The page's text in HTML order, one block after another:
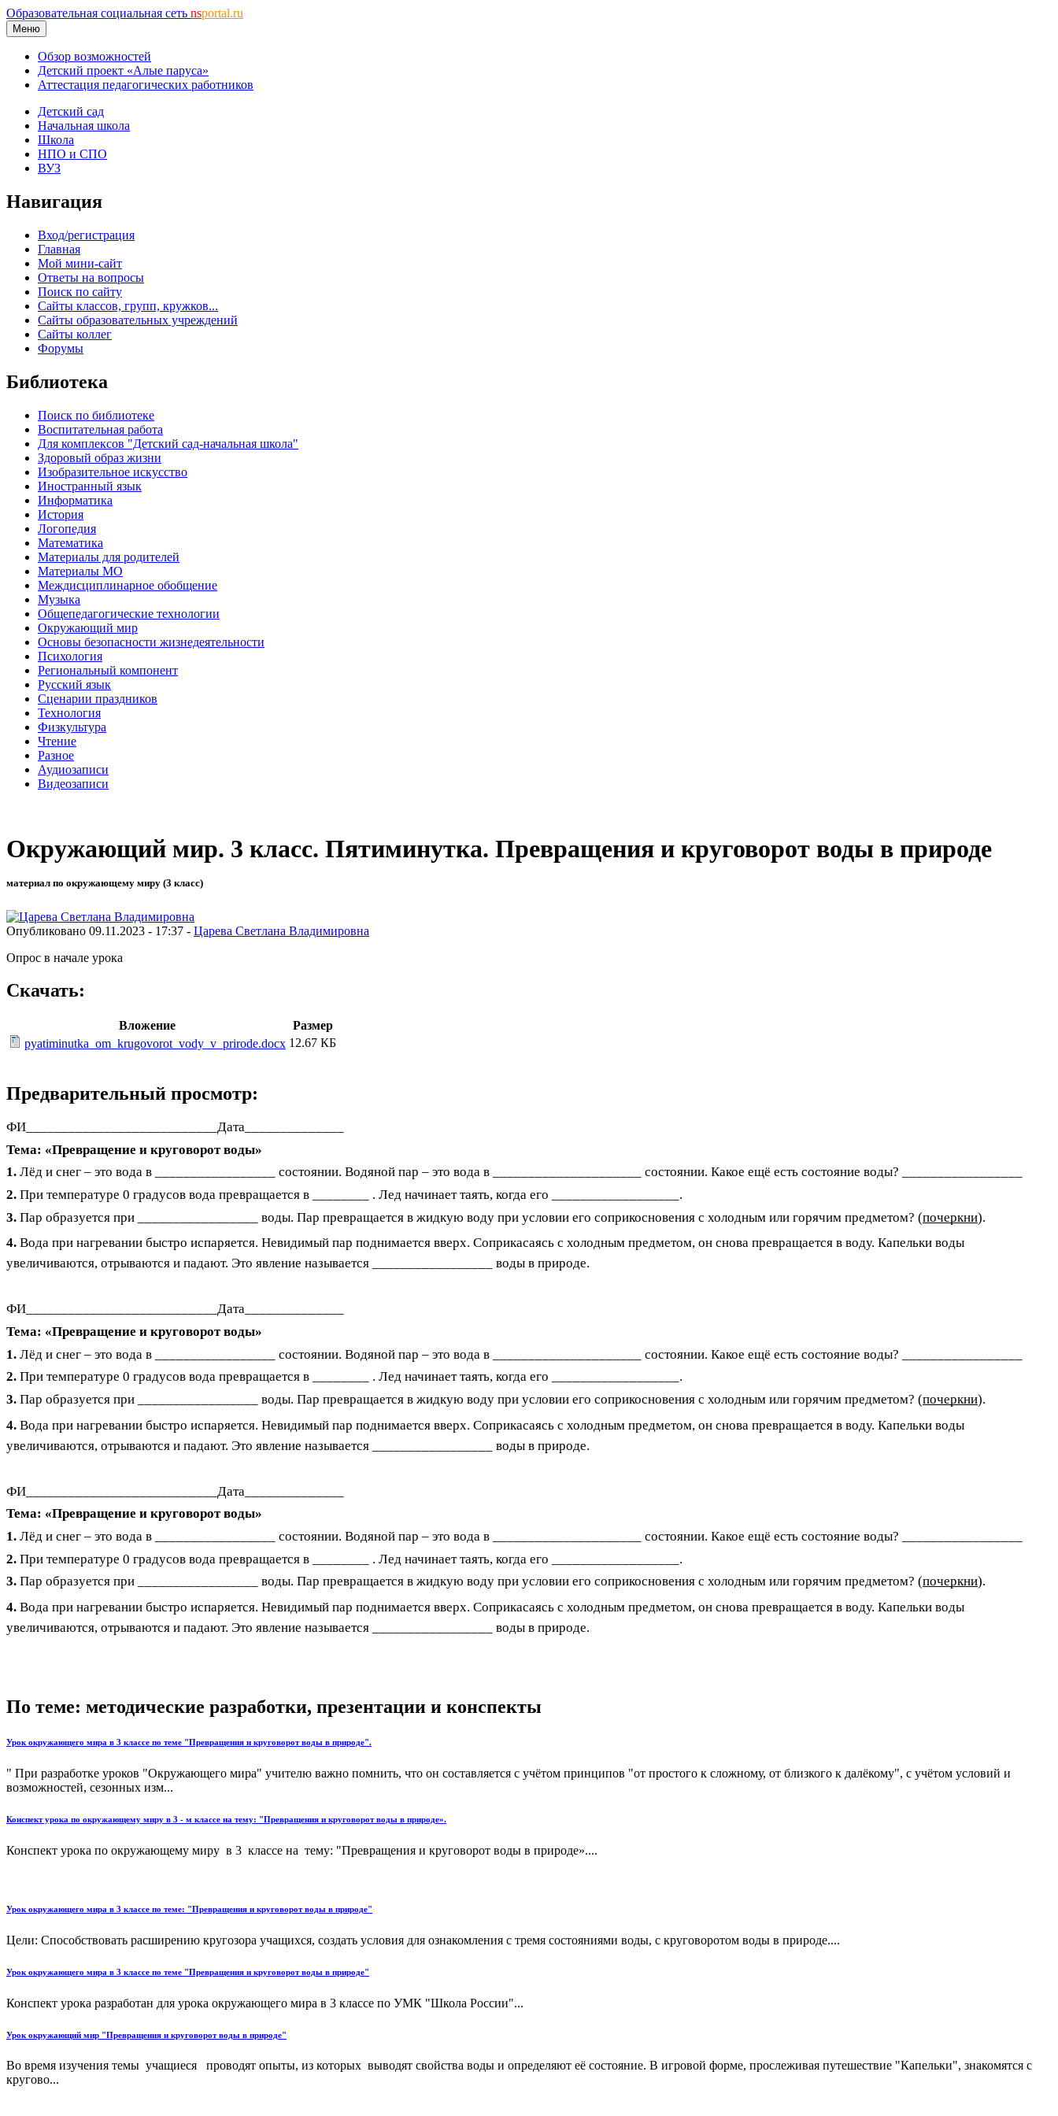
Образовательная социальная сеть nsportal.ru
Меню
Обзор возможностей
Детский проект «Алые паруса»
Аттестация педагогических работников
Детский сад
Начальная школа
Школа
НПО и СПО
ВУЗ
Навигация
Вход/регистрация
Главная
Мой мини-сайт
Ответы на вопросы
Поиск по сайту
Сайты классов, групп, кружков...
Сайты образовательных учреждений
Сайты коллег
Форумы
Библиотека
Поиск по библиотеке
Воспитательная работа
Для комплексов "Детский сад-начальная школа"
Здоровый образ жизни
Изобразительное искусство
Иностранный язык
Информатика
История
Логопедия
Математика
Материалы для родителей
Материалы МО
Междисциплинарное обобщение
Музыка
Общепедагогические технологии
Окружающий мир
Основы безопасности жизнедеятельности
Психология
Региональный компонент
Русский язык
Сценарии праздников
Технология
Физкультура
Чтение
Разное
Аудиозаписи
Видеозаписи
Окружающий мир. 3 класс. Пятиминутка. Превращения и круговорот воды в природе
материал по окружающему миру (3 класс)
Опубликовано 09.11.2023 - 17:37 - Царева Светлана Владимировна
Опрос в начале урока
Скачать:
Вложение
Размер
pyatiminutka_om_krugovorot_vody_v_prirode.docx 12.67 КБ
Предварительный просмотр:
ФИ___________________________Дата______________
Тема: «Превращение и круговорот воды»
1. Лёд и снег – это вода в _________________ состоянии. Водяной пар – это вода в _____________________ состоянии. Какое ещё есть состояние воды? _________________
2. При температуре 0 градусов вода превращается в ________ . Лед начинает таять, когда его __________________.
3. Пар образуется при _________________ воды. Пар превращается в жидкую воду при условии его соприкосновения с холодным или горячим предметом? (почеркни).
4. Вода при нагревании быстро испаряется. Невидимый пар поднимается вверх. Соприкасаясь с холодным предметом, он снова превращается в воду. Капельки воды
увеличиваются, отрываются и падают. Это явление называется _________________ воды в природе.
ФИ___________________________Дата______________
Тема: «Превращение и круговорот воды»
1. Лёд и снег – это вода в _________________ состоянии. Водяной пар – это вода в _____________________ состоянии. Какое ещё есть состояние воды? _________________
2. При температуре 0 градусов вода превращается в ________ . Лед начинает таять, когда его __________________.
3. Пар образуется при _________________ воды. Пар превращается в жидкую воду при условии его соприкосновения с холодным или горячим предметом? (почеркни).
4. Вода при нагревании быстро испаряется. Невидимый пар поднимается вверх. Соприкасаясь с холодным предметом, он снова превращается в воду. Капельки воды
увеличиваются, отрываются и падают. Это явление называется _________________ воды в природе.
ФИ___________________________Дата______________
Тема: «Превращение и круговорот воды»
1. Лёд и снег – это вода в _________________ состоянии. Водяной пар – это вода в _____________________ состоянии. Какое ещё есть состояние воды? _________________
2. При температуре 0 градусов вода превращается в ________ . Лед начинает таять, когда его __________________.
3. Пар образуется при _________________ воды. Пар превращается в жидкую воду при условии его соприкосновения с холодным или горячим предметом? (почеркни).
4. Вода при нагревании быстро испаряется. Невидимый пар поднимается вверх. Соприкасаясь с холодным предметом, он снова превращается в воду. Капельки воды
увеличиваются, отрываются и падают. Это явление называется _________________ воды в природе.
По теме: методические разработки, презентации и конспекты
Урок окружающего мира в 3 классе по теме "Превращения и круговорот воды в природе".
" При разработке уроков "Окружающего мира" учителю важно помнить, что он составляется с учётом принципов "от простого к сложному, от близкого к далёкому", с учётом условий и
возможностей, сезонных изм...
Конспект урока по окружающему миру в 3 - м классе на тему: "Превращения и круговорот воды в природе».
Конспект урока по окружающему миру в 3 классе на тему: "Превращения и круговорот воды в природе»....
Урок окружающего мира в 3 классе по теме: "Превращения и круговорот воды в природе"
Цели: Способствовать расширению кругозора учащихся, создать условия для ознакомления с тремя состояниями воды, с круговоротом воды в природе....
Урок окружающего мира в 3 классе по теме "Превращения и круговорот воды в природе"
Конспект урока разработан для урока окружающего мира в 3 классе по УМК "Школа России"...
Урок окружающий мир "Превращения и круговорот воды в природе"
Во время изучения темы учащиеся проводят опыты, из которых выводят свойства воды и определяют её состояние. В игровой форме, прослеживая путешествие "Капельки", знакомятся с
кругово...